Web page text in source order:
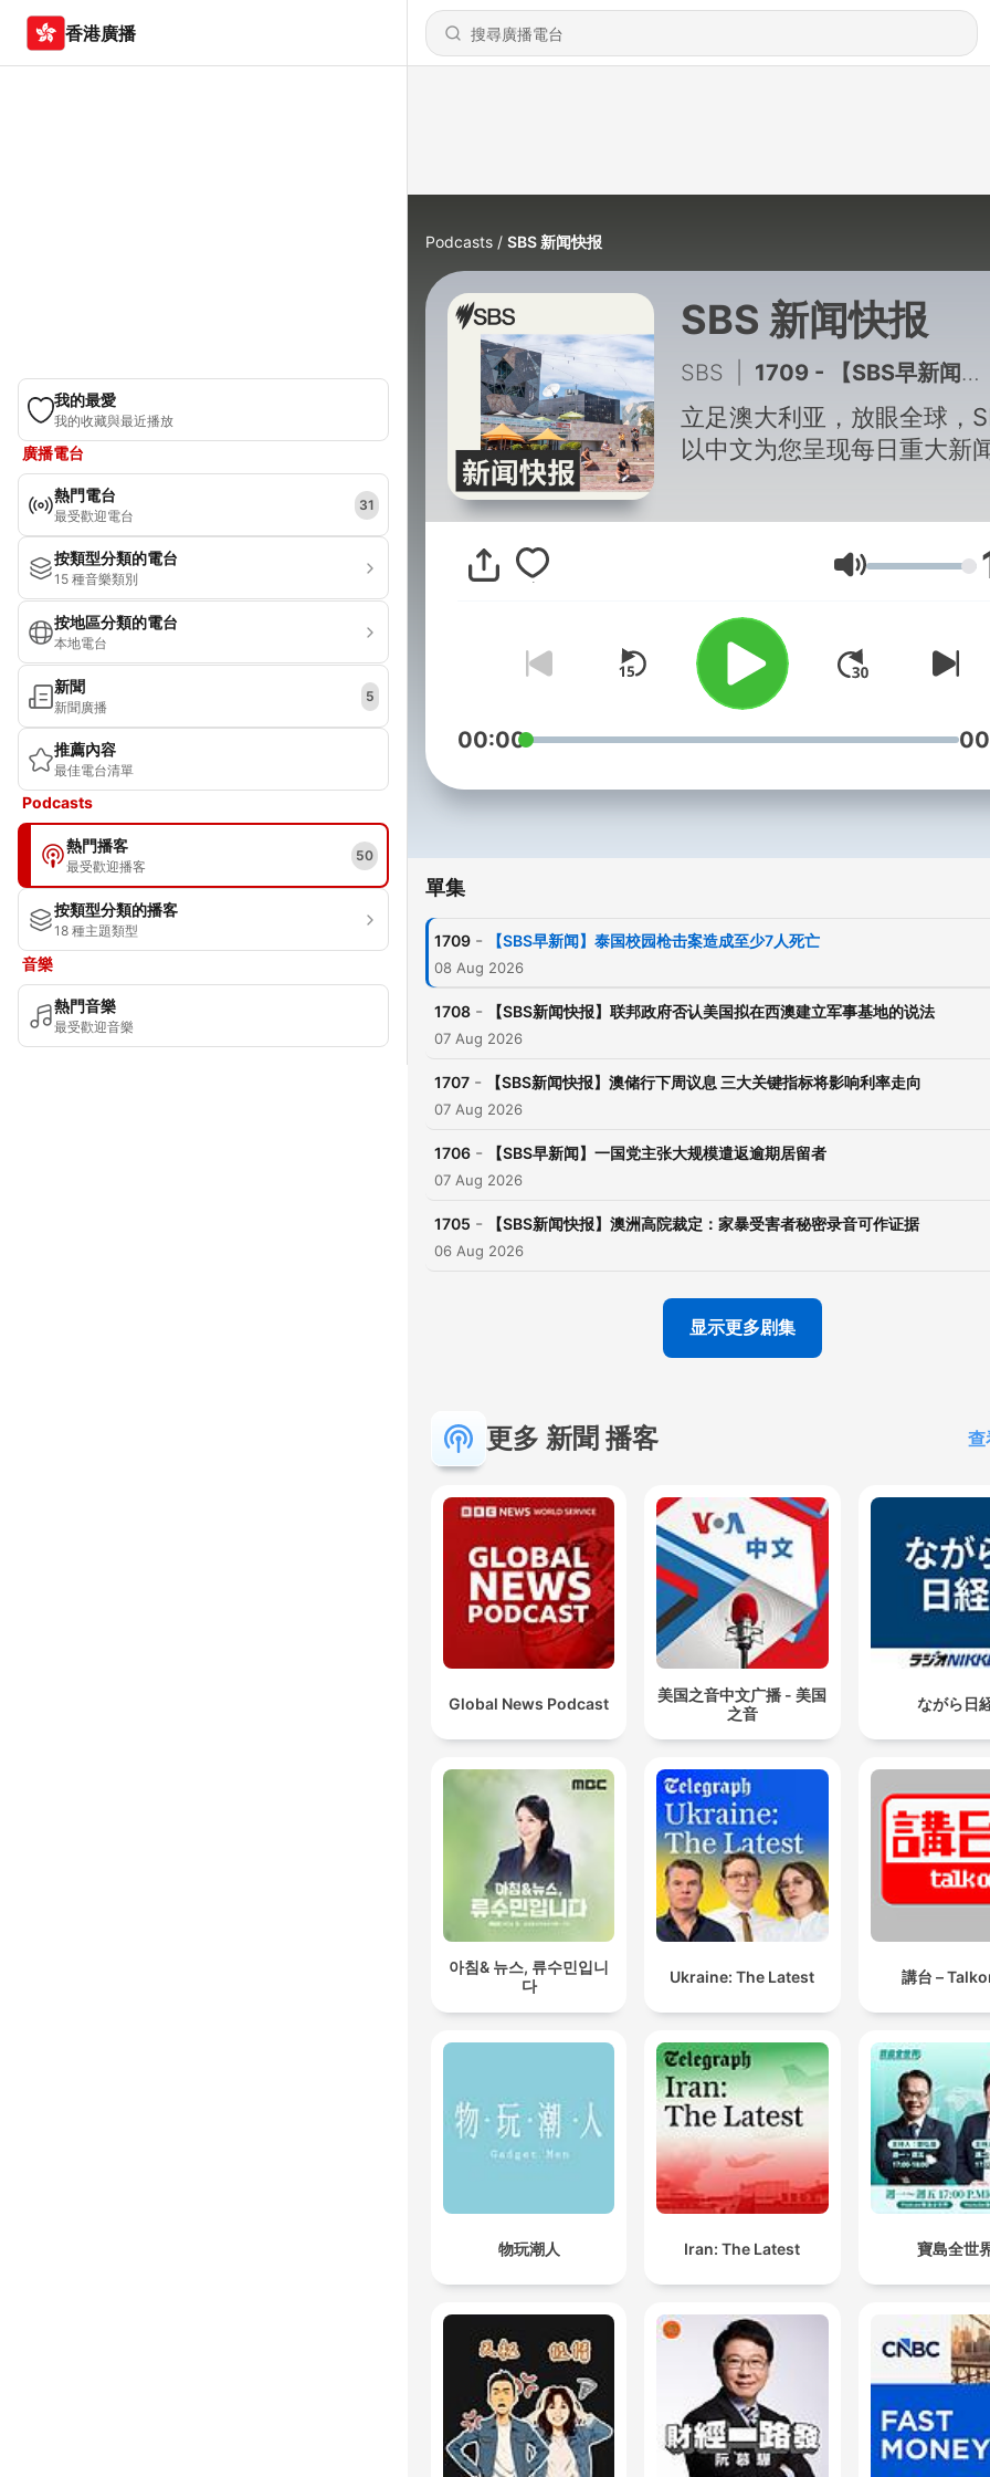
香港廣播
我的最愛
我的收藏與最近播放
廣播電台
熱門電台
最受歡迎電台
31
按類型分類的電台
15 種音樂類別
按地區分類的電台
本地電台
新聞
新聞廣播
5
推薦內容
最佳電台清單
Podcasts
熱門播客
最受歡迎播客
50
按類型分類的播客
18 種主題類型
音樂
熱門音樂
最受歡迎音樂
Podcasts SBS 新闻快报
SBS 新闻快报
SBS 1709 - 【SBS早新闻】泰国校园枪击案造成至少7人死亡
立足澳大利亚，放眼全球，
以中文为您呈现每日重大新
音量
00:00
單集
1709 - 【SBS早新闻】泰国校园枪击案造成至少7人死亡
08 Aug 2026
1708 - 【SBS新闻快报】联邦政府否认美国拟在西澳建立军事基地的说法
07 Aug 2026
1707 - 【SBS新闻快报】澳储行下周议息 三大关键指标将影响利率走向
07 Aug 2026
1706 - 【SBS早新闻】一国党主张大规模遣返逾期居留者
07 Aug 2026
1705 - 【SBS新闻快报】澳洲高院裁定：家暴受害者秘密录音可作证据
06 Aug 2026
显示更多剧集
更多 新聞 播客 查
Global News Podcast
美国之音中文广播 - 美国
之音
ながら日
아침& 뉴스, 류수민입니
다
Ukraine: The Latest 講台 –
物玩潮人 Iran: The Latest 寶島全世